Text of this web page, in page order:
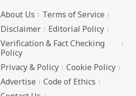
About Us
Terms of Service
Disclaimer
Editorial Policy
Verification & Fact Checking
Policy
Privacy & Policy
Cookie Policy
Advertise
Code of Ethics